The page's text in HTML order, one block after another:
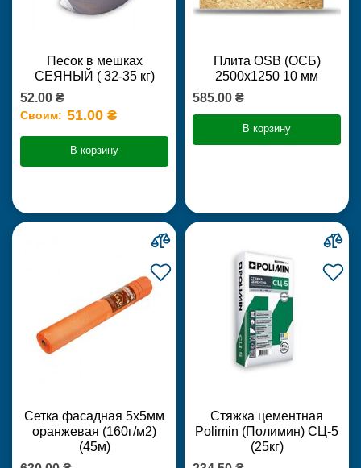
Песок в мешках
СЕЯНЫЙ ( 32-35 кг)
52.00 ₴
Своим: 51.00 ₴
В корзину
Плита OSB (ОСБ)
2500х1250 10 мм
585.00 ₴
В корзину
Сетка фасадная 5х5мм
оранжевая (160г/м2)
(45м)
Стяжка цементная
Polimin (Полимин) СЦ-5
(25кг)